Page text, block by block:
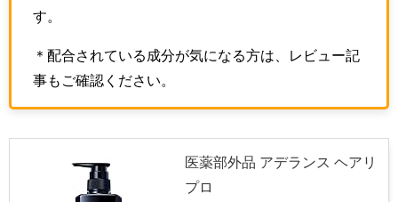
す。
＊配合されている成分が気になる方は、レビュー記
事もご確認ください。
医薬部外品 アデランス ヘアリ
プロ